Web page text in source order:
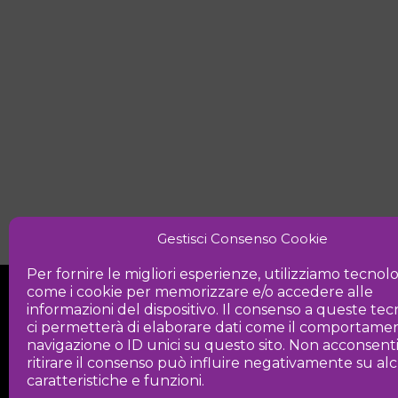
Gestisci Consenso Cookie
Per fornire le migliori esperienze, utilizziamo
come i cookie per memorizzare e/o accedere alle
informazioni del dispositivo. Il consenso a queste
ci permetterà di elaborare dati come il
navigazione o ID unici su questo sito. Non
ritirare il consenso può influire negativamente su
caratteristiche e funzioni.
Iniziativa